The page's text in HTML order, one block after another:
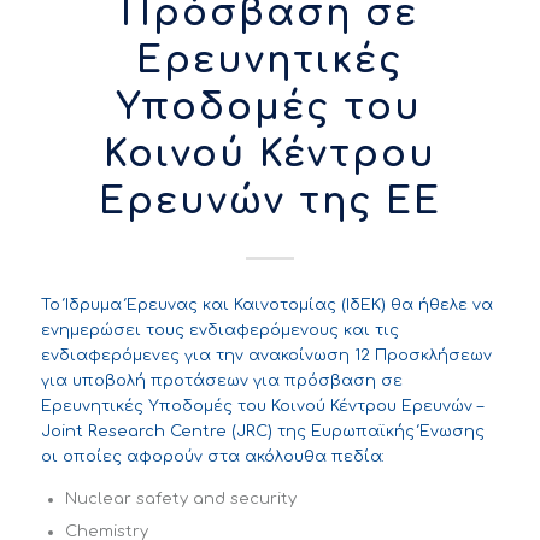
Πρόσβαση σε
Ερευνητικές
Υποδομές του
Κοινού Κέντρου
Ερευνών της ΕΕ
To Ίδρυμα Έρευνας και Καινοτομίας (ΙδΕΚ) θα ήθελε να
ενημερώσει τους ενδιαφερόμενους και τις
ενδιαφερόμενες για την ανακοίνωση 12 Προσκλήσεων
για υποβολή προτάσεων για πρόσβαση σε
Ερευνητικές Υποδομές του Κοινού Κέντρου Ερευνών –
Joint Research Centre (JRC) της Ευρωπαϊκής Ένωσης
οι οποίες αφορούν στα ακόλουθα πεδία:
Nuclear safety and security
Chemistry